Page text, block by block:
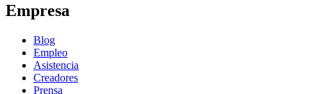
Empresa
Blog
Empleo
Asistencia
Creadores
Prensa